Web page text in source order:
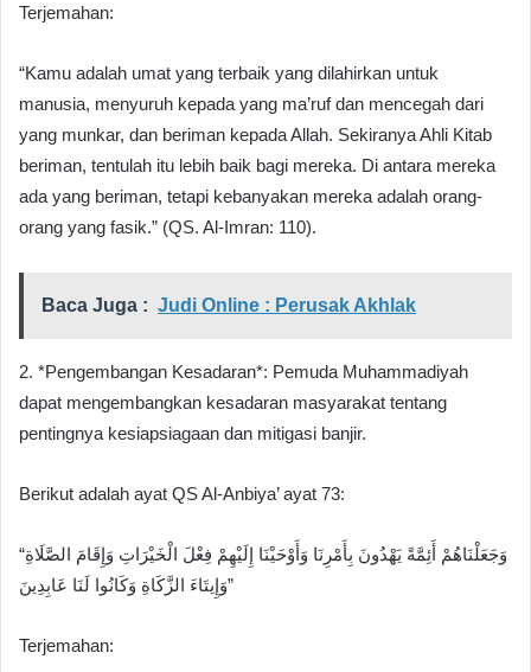
Terjemahan:
“Kamu adalah umat yang terbaik yang dilahirkan untuk
manusia, menyuruh kepada yang ma’ruf dan mencegah dari
yang munkar, dan beriman kepada Allah. Sekiranya Ahli Kitab
beriman, tentulah itu lebih baik bagi mereka. Di antara mereka
ada yang beriman, tetapi kebanyakan mereka adalah orang-
orang yang fasik.” (QS. Al-Imran: 110).
Baca Juga : Judi Online : Perusak Akhlak
2. *Pengembangan Kesadaran*: Pemuda Muhammadiyah
dapat mengembangkan kesadaran masyarakat tentang
pentingnya kesiapsiagaan dan mitigasi banjir.
Berikut adalah ayat QS Al-Anbiya’ ayat 73:
“وَجَعَلْنَاهُمْ أَئِمَّةً يَهْدُونَ بِأَمْرِنَا وَأَوْحَيْنَا إِلَيْهِمْ فِعْلَ الْخَيْرَاتِ وَإِقَامَ الصَّلَاةِ
وَإِيتَاءَ الزَّكَاةِ وَكَانُوا لَنَا عَابِدِينَ”
Terjemahan: